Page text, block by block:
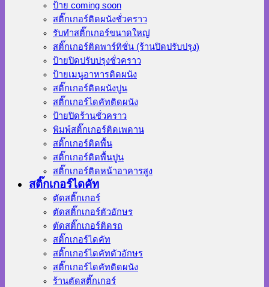
ป้าย coming soon
สติ๊กเกอร์ติดผนังชั่วคราว
รับทำสติ๊กเกอร์ขนาดใหญ่
สติ๊กเกอร์ติดพาร์ทิชั่น (ร้านปิดปรับปรุง)
ป้ายปิดปรับปรุงชั่วคราว
ป้ายเมนูอาหารติดผนัง
สติ๊กเกอร์ติดผนังปูน
สติ๊กเกอร์ไดคัทติดผนัง
ป้ายปิดร้านชั่วคราว
พิมพ์สติ๊กเกอร์ติดเพดาน
สติ๊กเกอร์ติดพื้น
สติ๊กเกอร์ติดพื้นปูน
สติ๊กเกอร์ติดหน้าอาคารสูง
สติ๊กเกอร์ไดคัท
ตัดสติ๊กเกอร์
ตัดสติ๊กเกอร์ตัวอักษร
ตัดสติ๊กเกอร์ติดรถ
สติ๊กเกอร์ไดคัท
สติ๊กเกอร์ไดคัทตัวอักษร
สติ๊กเกอร์ไดคัทติดผนัง
ร้านตัดสติ๊กเกอร์